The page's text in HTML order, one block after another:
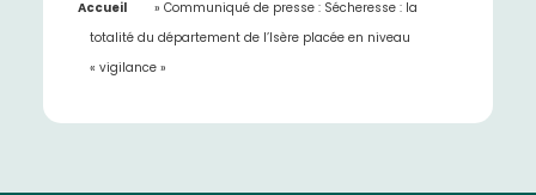
Accueil »Communiqué de presse : Sécheresse : la
totalité du département de l’Isère placée en niveau
« vigilance »